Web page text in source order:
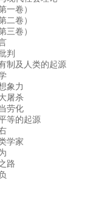
一卷）
二卷）
三卷）
判
制及人类的起源
象力
屠杀
劳化
等的起源
学家
路